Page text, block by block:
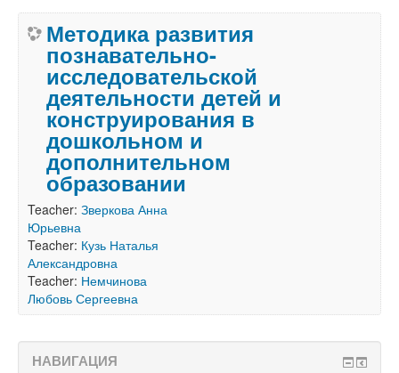
Методика развития
познавательно-
исследовательской
деятельности детей и
конструирования в
дошкольном и
дополнительном
образовании
Teacher: Зверкова Анна
Юрьевна
Teacher: Кузь Наталья
Александровна
Teacher: Немчинова
Любовь Сергеевна
НАВИГАЦИЯ